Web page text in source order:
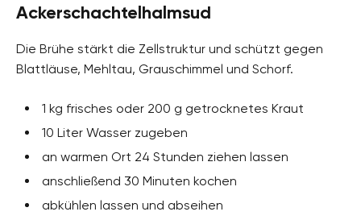
Ackerschachtelhalmsud
Die Brühe stärkt die Zellstruktur und schützt gegen
Blattläuse, Mehltau, Grauschimmel und Schorf.
1 kg frisches oder 200 g getrocknetes Kraut
10 Liter Wasser zugeben
an warmen Ort 24 Stunden ziehen lassen
anschließend 30 Minuten kochen
abkühlen lassen und abseihen